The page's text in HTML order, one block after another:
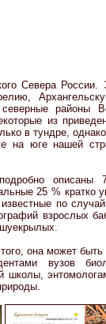
Севера России.
районы
из
в тундре,
на юге нашей
описаны
25 % кратко
по
взрослых
она может быть
вузов
школы,